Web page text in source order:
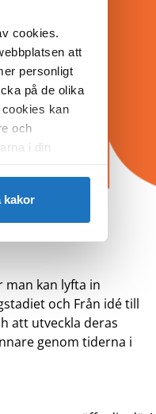
cookies.
att
personligt
på de olika
kan
och
i din
kakor
man kan lyfta in
och Från idé till
att utveckla deras
genom tiderna i